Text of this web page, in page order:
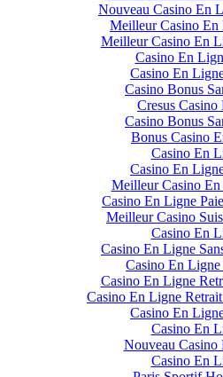
Nouveau Casino En
Meilleur Casino En
Meilleur Casino En
Casino En
Casino En
Casino Bonus
Cresus Casino
Casino Bonus
Bonus Casino
Casino En
Casino En
Meilleur Casino
Casino En Ligne
Meilleur Casino
Casino En
Casino En Ligne
Casino En Ligne
Casino En Ligne
Casino En Ligne
Casino En
Casino En
Nouveau Casino
Casino En